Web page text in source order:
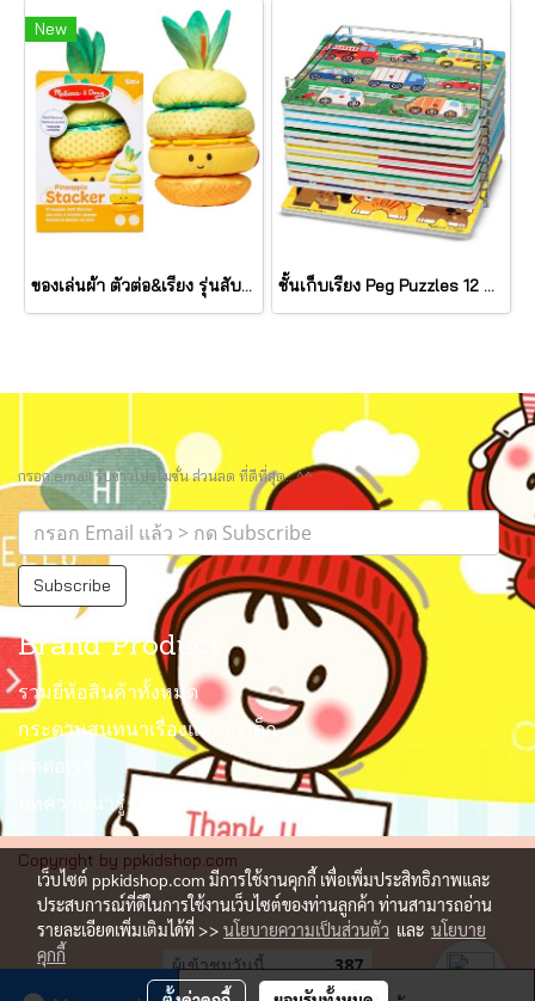
New
ของเล่นผ้า ตัวต่อ&เรียง รุ่นสับปะรด เขย่ามีเสียง Pineapple Stacker รุ่น 30743 ยี่ห้อ Melissa & Doug ชั้นเก็บเรียง Peg Puzzles 12 แผ่น Wire Puzzle-Storage Rack รุ่น 1018 ยี่ห้อ Melissa & Doug (นำเข้า USA)
กรอก email รับข่าวโปรโมชั่น ส่วนลด ที่ดีที่สุด.. ^^
Subscribe
Brand Product
รวมยี่ห้อสินค้าทั้งหมด
กระดานสนทนาเรื่องแม่และเด็ก
ติดต่อเรา
บทความน่ารู้
Copyright by ppkidshop.com
ผู้เข้าชมวันนี้ 387
เว็บไซต์ ppkidshop.com มีการใช้งานคุกกี้ เพื่อเพิ่มประสิทธิภาพและ
ประสบการณ์ที่ดีในการใช้งานเว็บไซต์ของท่านลูกค้า ท่านสามารถอ่าน
รายละเอียดเพิ่มเติมได้ที่ >> นโยบายความเป็นส่วนตัว และ นโยบาย
คุกกี้